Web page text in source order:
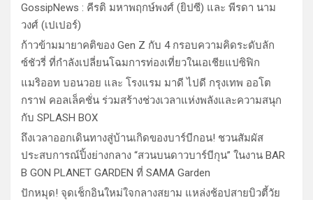
GossipNews : คีรติ มหาพฤกษ์พงศ์ (ยิปซี) และ พีรดา นาม
วงศ์ (เปเปอร์)
ก้าวข้ามมายาคติของ Gen Z กับ 4 กรอบความคิดระดับลัก
ซ์ชัวรี่ ที่กำลังเปลี่ยนโฉมการท่องเที่ยวในเอเชียแปซิฟิก
แมริออท บอนวอย และ โรงแรม มาดี ไปดี กรุงเทพ ออโต
กราฟ คอลเล็คชั่น ร่วมสร้างช่วงเวลาแห่งพลังและความสนุก
กับ SPLASH BOX
ถึงเวลาออกเดินทางสู่บ้านเกิดของบาร์บีกอน! ชวนสัมผัส
ประสบการณ์ปิ้งย่างกลาง “สวนบนดาวบาร์บีกุน” ในงาน BAR
B GON PLANET GARDEN ที่ SAMA Garden
ปักหมุด! จุดเช็กอินใหม่ใจกลางสยาม แหล่งช้อปสายบิวตี้วัย